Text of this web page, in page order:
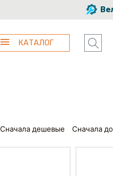
КАТАЛОГ
Сначала дешевые Сначала